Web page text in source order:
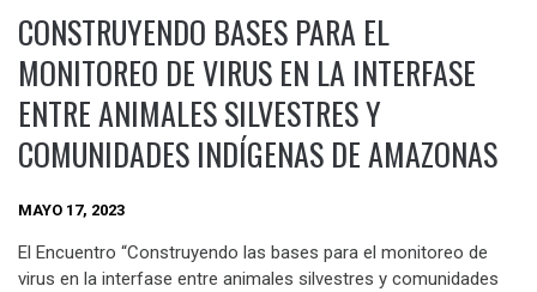
CONSTRUYENDO BASES PARA EL
MONITOREO DE VIRUS EN LA INTERFASE
ENTRE ANIMALES SILVESTRES Y
COMUNIDADES INDÍGENAS DE AMAZONAS
MAYO 17, 2023
El Encuentro “Construyendo las bases para el monitoreo de
virus en la interfase entre animales silvestres y comunidades